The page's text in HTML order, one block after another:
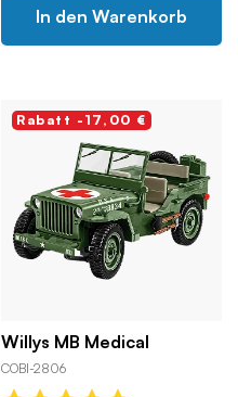
In den Warenkorb
Rabatt -17,00 €
Willys MB Medical
COBI-2806